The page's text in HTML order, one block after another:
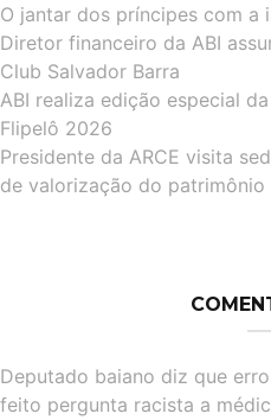
O jantar dos príncipes com a
Diretor financeiro da ABI
Club Salvador Barra
ABI realiza edição especial
Flipelô 2026
Presidente da ARCE visita
de valorização do patrimônio
Deputado baiano diz que
feito pergunta racista a